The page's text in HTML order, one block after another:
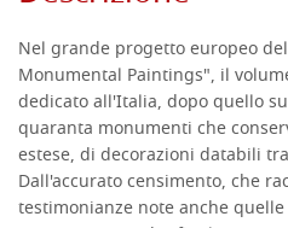
Nel grande progetto europeo
Monumental Paintings", il
dedicato all'Italia, dopo quello
quaranta monumenti che
estese, di decorazioni databili
Dall'accurato censimento, che
testimonianze note anche